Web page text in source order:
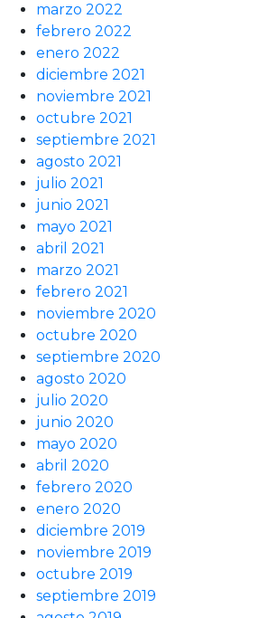
marzo 2022
febrero 2022
enero 2022
diciembre 2021
noviembre 2021
octubre 2021
septiembre 2021
agosto 2021
julio 2021
junio 2021
mayo 2021
abril 2021
marzo 2021
febrero 2021
noviembre 2020
octubre 2020
septiembre 2020
agosto 2020
julio 2020
junio 2020
mayo 2020
abril 2020
febrero 2020
enero 2020
diciembre 2019
noviembre 2019
octubre 2019
septiembre 2019